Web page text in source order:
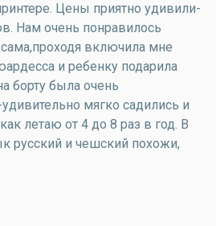
Цены приятно удивили-
Нам очень понравилось
включила мне
и ребенку подарила
борту была очень
мягко садились и
летаю от 4 до 8 раз в год. В
русский и чешский похожи,